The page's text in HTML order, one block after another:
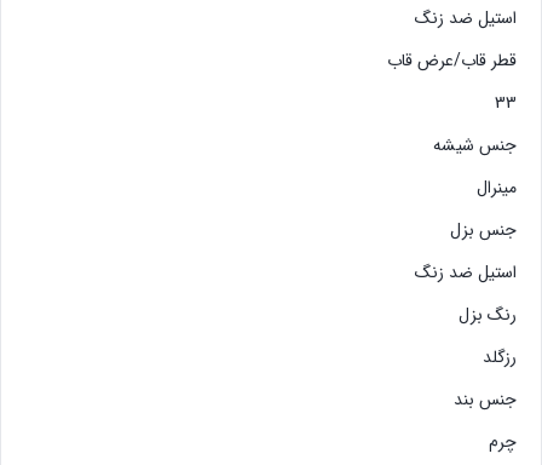
استیل ضد زنگ
قطر قاب/عرض قاب
33
جنس شیشه
مینرال
جنس بزل
استیل ضد زنگ
رنگ بزل
رزگلد
جنس بند
چرم